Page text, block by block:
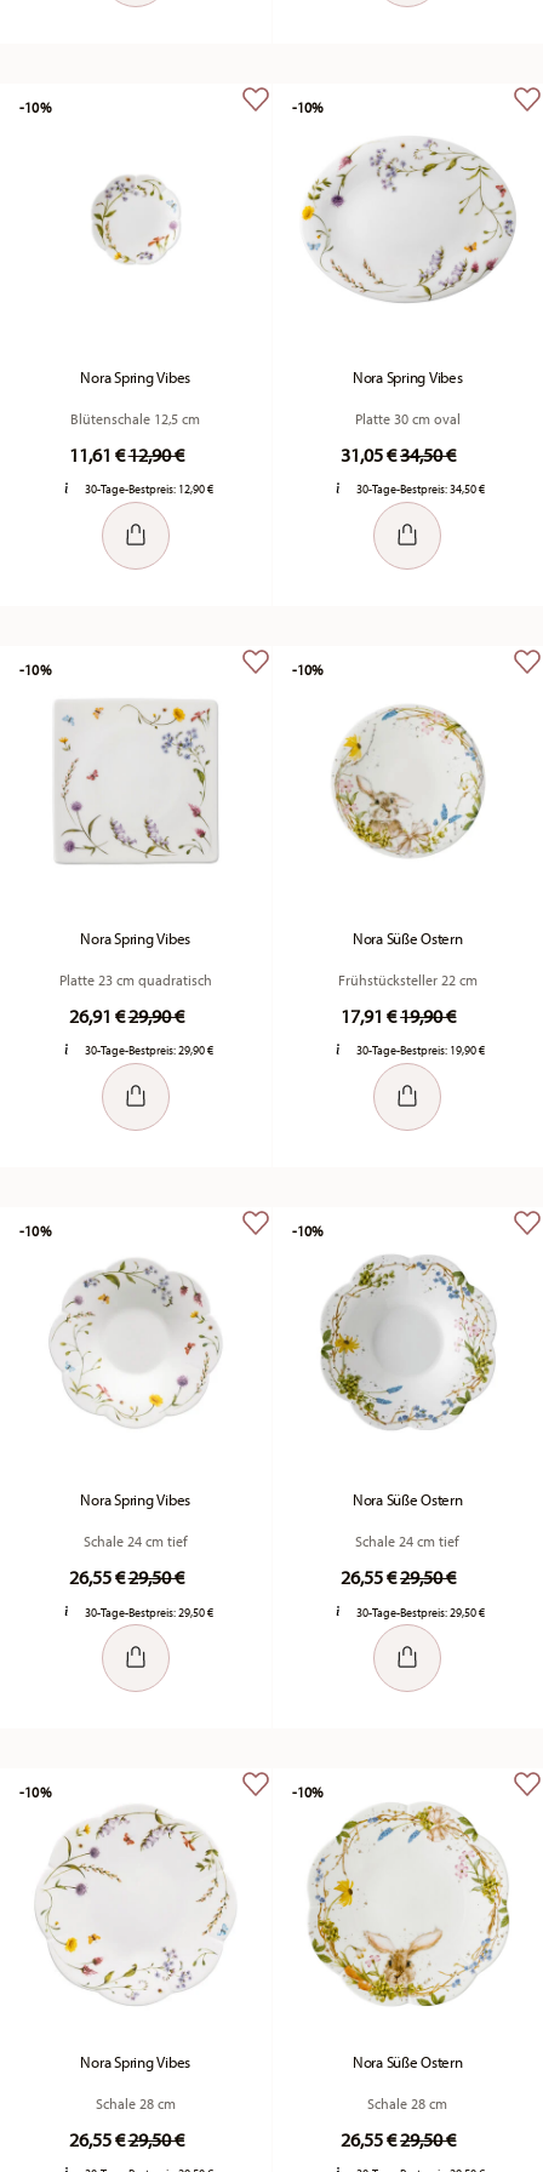
Nora Spring Vibes
Blütenschale 12,5 cm
11,61 €Price reduced from
12,90 €to
30-Tage-Bestpreis: 12,90 €
-10%
Nora Spring Vibes
Platte 30 cm oval
31,05 €Price reduced
34,50 €to
30-Tage-Bestpreis:34,50 €
-10%
Nora Spring Vibes
Platte 23 cm quadratisch
26,91 €Price reduced from
29,90 €to
30-Tage-Bestpreis:29,90 €
-10%
Nora Süße Ostern
Frühstücksteller 22 cm
17,91 €Price reduced
19,90 €to
30-Tage-Bestpreis: 19,90 €
-10%
Nora Spring Vibes
Schale 24 cm tief
26,55 €Price reduced from
29,50 €to
30-Tage-Bestpreis:29,50 €
-10%
Nora Süße Ostern
Schale 24 cm tief
26,55 €Price reduced
29,50 €to
30-Tage-Bestpreis:29,50 €
-10%
Nora Spring Vibes
Schale 28 cm
26,55 €Price reduced from
29,50 €to
-10%
Nora Süße Ostern
Schale 28 cm
26,55 €Price reduced
29,50 €to
-10%